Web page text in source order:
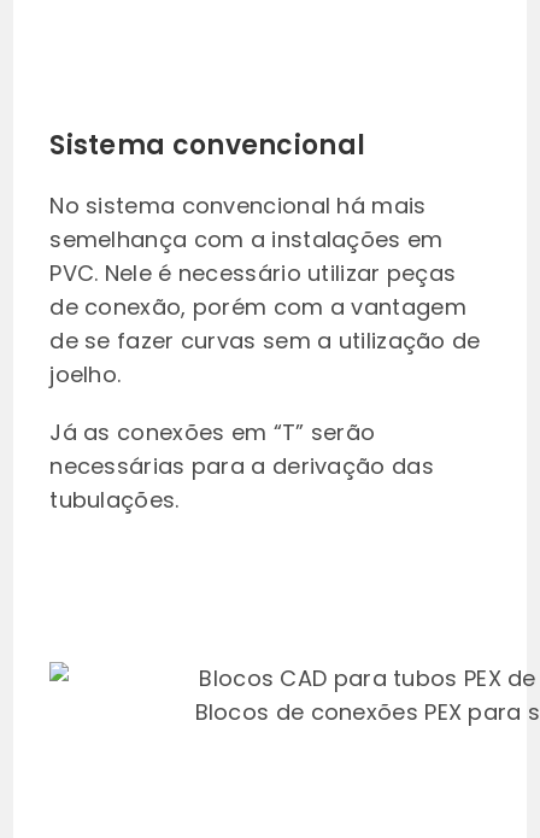
Sistema convencional
No sistema convencional há mais
semelhança com a instalações em
PVC. Nele é necessário utilizar peças
de conexão, porém com a vantagem
de se fazer curvas sem a utilização de
joelho.
Já as conexões em “T” serão
necessárias para a derivação das
tubulações.
Blocos de conexões PEX